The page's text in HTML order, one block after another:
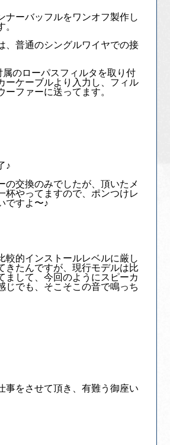
ナーバッフルをワンオフ製作し
。
、普通のシングルワイヤでの接
属のローパスフィルタを取り付
ーケーブルより入力し、フィル
ーファーに送ってます。
♪
の交換のみでしたが、頂いたメ
杯やってますので、ポンつけレ
ですよ〜♪
較的インストールレベルに厳し
きたんですが、現行モデルは比
まして、今回のようにスピーカ
じでも、そこそこの音で鳴っち
事をさせて頂き、有難う御座い